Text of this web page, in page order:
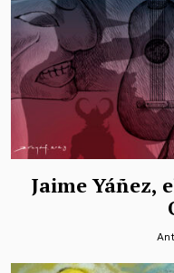
Jaime Yáñez,